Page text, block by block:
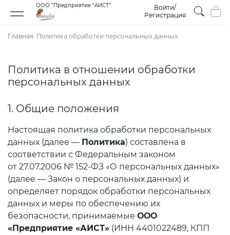
ООО "Предприятие "АИСТ"
Войти/
Регистрация
Главная Политика обработки персональных данных
Политика в отношении обработки
персональных данных
1. Общие положения
Настоящая политика обработки персональных
данных (далее — Политика) составлена в
соответствии с Федеральным законом
от 27.07.2006 № 152-ФЗ «О персональных данных»
(далее — Закон о персональных данных) и
определяет порядок обработки персональных
данных и меры по обеспечению их
безопасности, принимаемые ООО
«Предприятие «АИСТ» (ИНН 4401022489, КПП